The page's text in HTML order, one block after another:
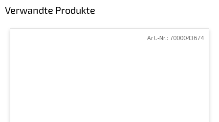
Verwandte Produkte
Art.-Nr.: 7000043674